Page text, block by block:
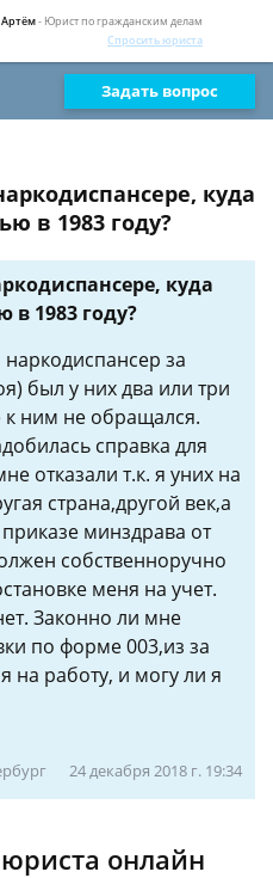
- Юрист по гражданским делам
Спросить юриста
Задать вопрос
куда
в 1983 году?
куда
1983 году?
за
был у них два или три
к ним не обращался.
справка для
отказали т.к. я уних на
страна,другой век,а
минздрава от
собственноручно
меня на учет.
Законно ли мне
по форме 003,из за
на работу, и могу ли я
24 декабря 2018 г. 19:34
онлайн